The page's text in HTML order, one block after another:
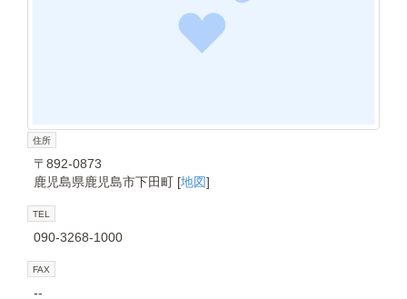
住所
〒892-0873
鹿児島県鹿児島市下田町 [地図]
TEL
090-3268-1000
FAX
--